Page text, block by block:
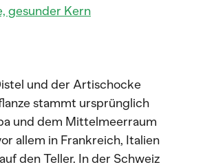
gesunder Kern
und der Artischocke
stammt ursprünglich
und dem Mittelmeerraum
allem in Frankreich, Italien
den Teller. In der Schweiz